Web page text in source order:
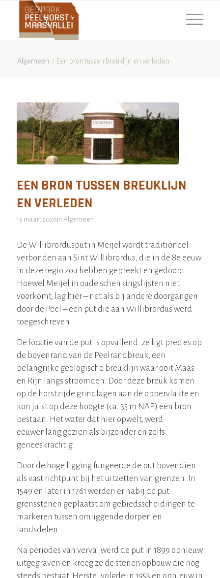
Algemeen / Een bron tussen breuklijn en verleden
EEN BRON TUSSEN BREUKLIJN
EN VERLEDEN
13 maart 2026in Algemeen
De Willibrordusput in Meijel wordt traditioneel
verbonden aan Sint Willibrordus, die in de 8e eeuw
in deze regio zou hebben gepreekt en gedoopt.
Hoewel Meijel in oude schenkingslijsten niet
voorkomt, lag hier – net als bij andere doorgangen
door de Peel – een put die aan Willibrordus werd
toegeschreven.
De locatie van de put is opvallend: ze ligt precies op
de bovenrand van de Peelrandbreuk, een
belangrijke geologische breuklijn waar ooit Maas
en Rijn langs stroomden. Door deze breuk komen
op de horstzijde grindlagen aan de oppervlakte en
kon juist op deze hoogte (ca. 35 m NAP) een bron
bestaan. Het water dat hier opwelt, werd
eeuwenlang gezien als bijzonder en zelfs
geneeskrachtig.
Door de hoge ligging fungeerde de put bovendien
als vast richtpunt bij het uitzetten van grenzen. In
1549 en later in 1761 werden er nabij de put
grensstenen geplaatst om gebiedsscheidingen te
markeren tussen omliggende dorpen en
landsdelen.
Na periodes van verval werd de put in 1899 opnieuw
uitgegraven en kreeg ze de stenen opbouw die nog
steeds bestaat. Herstel volgde in 1953 en opnieuw in